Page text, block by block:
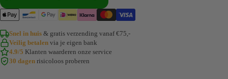
Snel in huis & gratis verzending vanaf €75,-
Veilig betalen via je eigen bank
4.9/5 Klanten waarderen onze service
30 dagen risicoloos proberen